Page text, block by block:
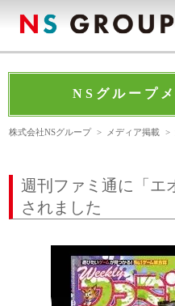
NSグループ
株式会社NSグループ > メディア掲載 >
週刊ファミ通に「エ
されました